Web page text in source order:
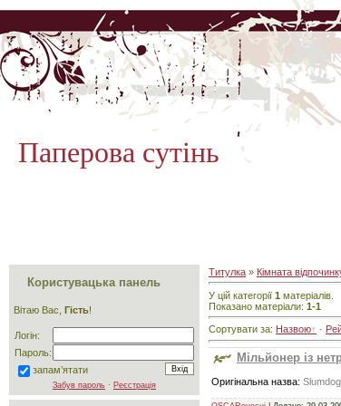
Паперова сутінь
Користувацька панель
Вітаю Вас, Гість!
Логін:
Пароль:
запам’ятати
Забув пароль · Реєстрація
Титулка » Кімната
У цій категорії 1 матеріалів.
Показано матеріали: 1-1
Сортувати за: Назвою ·
Мільйонер із
Оригінальна назва: